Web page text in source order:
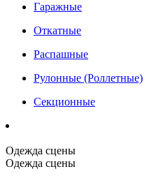
Гаражные
Откатные
Распашные
Рулонные (Роллетные)
Секционные
Одежда сцены
Одежда сцены